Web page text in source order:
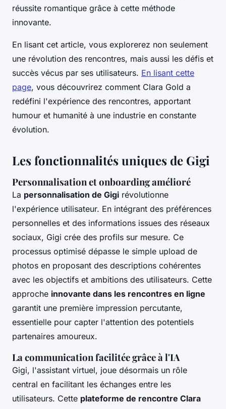
réussite romantique grâce à cette méthode
innovante.
En lisant cet article, vous explorerez non seulement
une révolution des rencontres, mais aussi les défis et
succès vécus par ses utilisateurs. En lisant cette
page, vous découvrirez comment Clara Gold a
redéfini l'expérience des rencontres, apportant
humour et humanité à une industrie en constante
évolution.
Les fonctionnalités uniques de Gigi
Personnalisation et onboarding amélioré
La personnalisation de Gigi révolutionne
l'expérience utilisateur. En intégrant des préférences
personnelles et des informations issues des réseaux
sociaux, Gigi crée des profils sur mesure. Ce
processus optimisé dépasse le simple upload de
photos en proposant des descriptions cohérentes
avec les objectifs et ambitions des utilisateurs. Cette
approche innovante dans les rencontres en ligne
garantit une première impression percutante,
essentielle pour capter l'attention des potentiels
partenaires amoureux.
La communication facilitée grâce à l'IA
Gigi, l'assistant virtuel, joue désormais un rôle
central en facilitant les échanges entre les
utilisateurs. Cette plateforme de rencontre Clara